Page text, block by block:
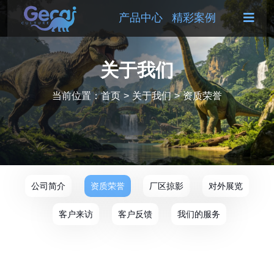
产品中心 精彩案例
关于我们
当前位置：首页 > 关于我们 > 资质荣誉
公司简介 资质荣誉 厂区掠影 对外展览
客户来访 客户反馈 我们的服务